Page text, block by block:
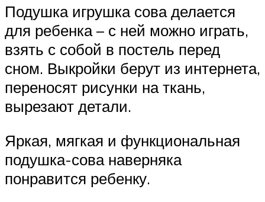
Подушка игрушка сова делается
для ребенка – с ней можно играть,
взять с собой в постель перед
сном. Выкройки берут из интернета,
переносят рисунки на ткань,
вырезают детали.
Яркая, мягкая и функциональная
подушка-сова наверняка
понравится ребенку.